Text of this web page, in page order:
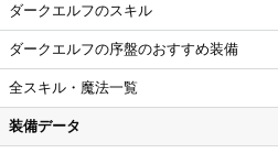
ダークエルフのスキル
ダークエルフの序盤のおすすめ装備
全スキル・魔法一覧
装備データ